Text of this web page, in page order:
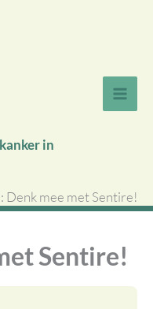
in
Denk mee met Sentire!
Sentire!